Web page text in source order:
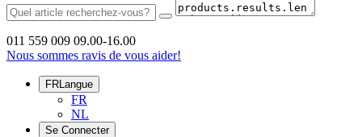
011 559 009 09.00-16.00
Nous sommes ravis de vous aider!
FRLangue
FR
NL
Se Connecter